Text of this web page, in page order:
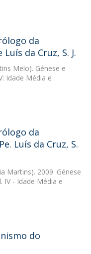
da
da Cruz, S. J.
Melo). Génese e
Idade Média e
da
Luís da Cruz, S.
Martins). 2009. Génese
IV - Idade Média e
do